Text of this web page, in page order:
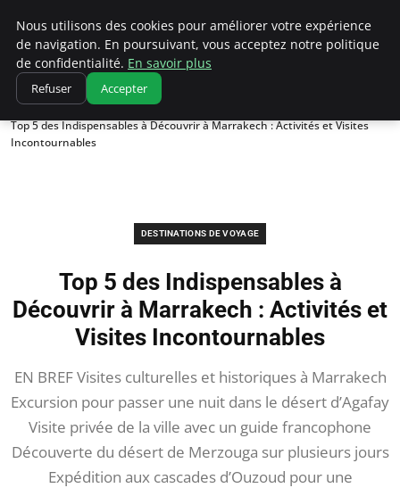
Correze Co
Accueil
Destinations de voyage
Top 5 des Indispensables à Découvrir à Marrakech : Activités et Visites
Incontournables
DESTINATIONS DE VOYAGE
Top 5 des Indispensables à
Découvrir à Marrakech : Activités et
Visites Incontournables
EN BREF Visites culturelles et historiques à Marrakech
Excursion pour passer une nuit dans le désert d’Agafay
Visite privée de la ville avec un guide francophone
Découverte du désert de Merzouga sur plusieurs jours
Expédition aux cascades d’Ouzoud pour une
Nous utilisons des cookies pour améliorer votre expérience
de navigation. En poursuivant, vous acceptez notre politique
de confidentialité. En savoir plus
Refuser Accepter